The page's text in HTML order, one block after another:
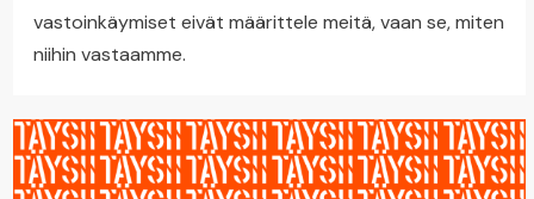
vastoinkäymiset eivät määrittele meitä, vaan se, miten
niihin vastaamme.